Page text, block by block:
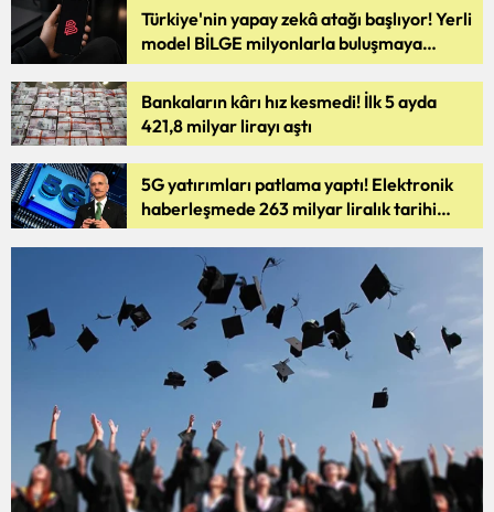
Türkiye'nin yapay zekâ atağı başlıyor! Yerli
model BİLGE milyonlarla buluşmaya
hazırlanıyor
Bankaların kârı hız kesmedi! İlk 5 ayda
421,8 milyar lirayı aştı
5G yatırımları patlama yaptı! Elektronik
haberleşmede 263 milyar liralık tarihi
rekor